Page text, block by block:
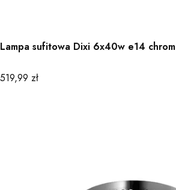
Lampa sufitowa Dixi 6x40w e14 chrom
Cena
519,99 zł